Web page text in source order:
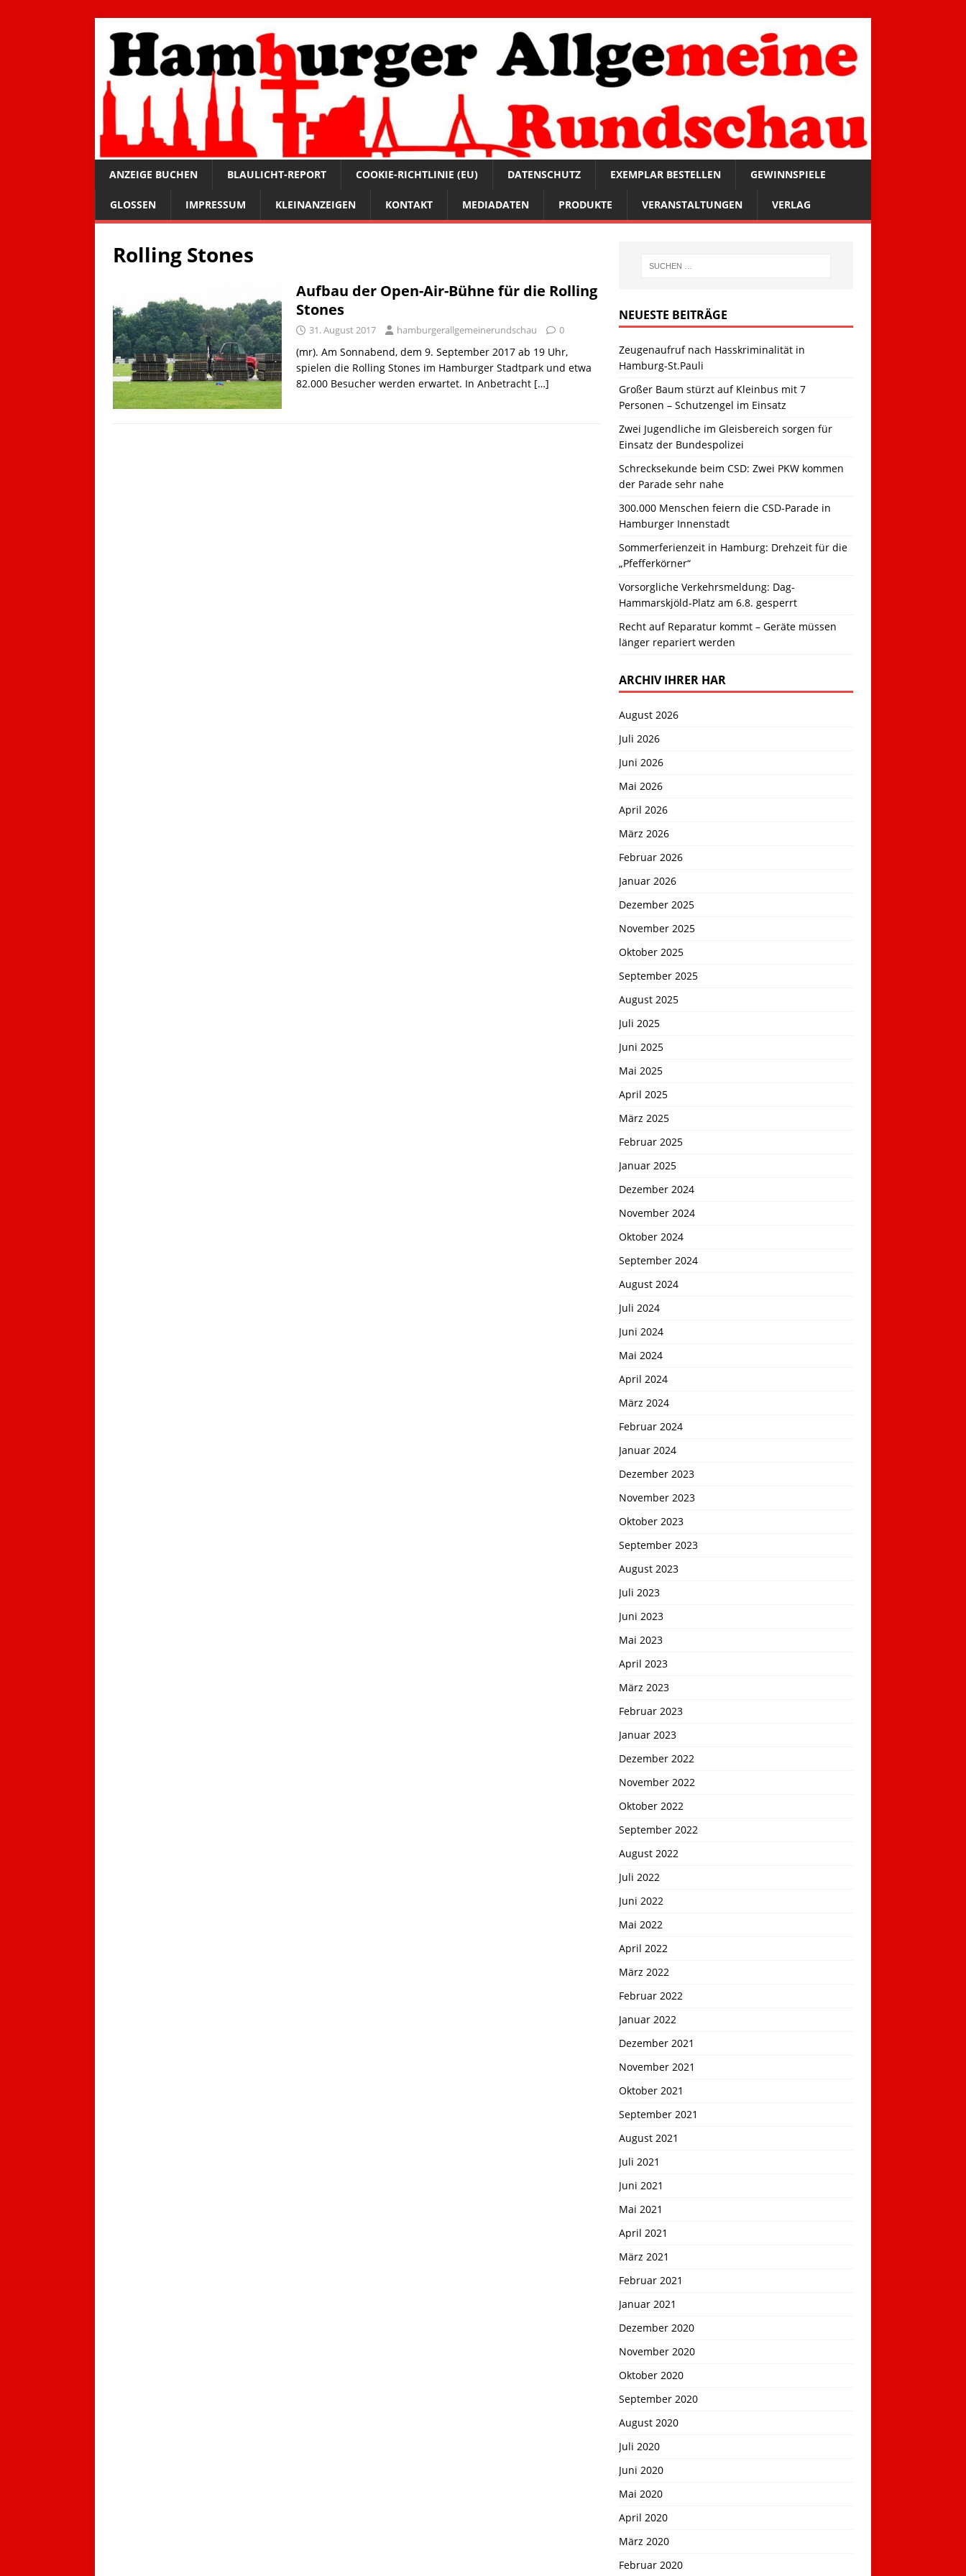
ANZEIGE BUCHEN BLAULICHT-REPORT COOKIE-RICHTLINIE (EU) DATENSCHUTZ EXEMPLAR BESTELLEN GEWINNSPIELE
GLOSSEN IMPRESSUM KLEINANZEIGEN KONTAKT MEDIADATEN PRODUKTE VERANSTALTUNGEN VERLAG
Rolling Stones
Aufbau der Open-Air-Bühne für die Rolling
Stones
31. August 2017 hamburgerallgemeinerundschau 0
(mr). Am Sonnabend, dem 9. September 2017 ab 19 Uhr,
spielen die Rolling Stones im Hamburger Stadtpark und etwa
82.000 Besucher werden erwartet. In Anbetracht […]
NEUESTE BEITRÄGE
Zeugenaufruf nach Hasskriminalität in
Hamburg-St.Pauli
Großer Baum stürzt auf Kleinbus mit 7
Personen – Schutzengel im Einsatz
Zwei Jugendliche im Gleisbereich sorgen für
Einsatz der Bundespolizei
Schrecksekunde beim CSD: Zwei PKW kommen
der Parade sehr nahe
300.000 Menschen feiern die CSD-Parade in
Hamburger Innenstadt
Sommerferienzeit in Hamburg: Drehzeit für die
„Pfefferkörner“
Vorsorgliche Verkehrsmeldung: Dag-
Hammarskjöld-Platz am 6.8. gesperrt
Recht auf Reparatur kommt – Geräte müssen
länger repariert werden
ARCHIV IHRER HAR
August 2026
Juli 2026
Juni 2026
Mai 2026
April 2026
März 2026
Februar 2026
Januar 2026
Dezember 2025
November 2025
Oktober 2025
September 2025
August 2025
Juli 2025
Juni 2025
Mai 2025
April 2025
März 2025
Februar 2025
Januar 2025
Dezember 2024
November 2024
Oktober 2024
September 2024
August 2024
Juli 2024
Juni 2024
Mai 2024
April 2024
März 2024
Februar 2024
Januar 2024
Dezember 2023
November 2023
Oktober 2023
September 2023
August 2023
Juli 2023
Juni 2023
Mai 2023
April 2023
März 2023
Februar 2023
Januar 2023
Dezember 2022
November 2022
Oktober 2022
September 2022
August 2022
Juli 2022
Juni 2022
Mai 2022
April 2022
März 2022
Februar 2022
Januar 2022
Dezember 2021
November 2021
Oktober 2021
September 2021
August 2021
Juli 2021
Juni 2021
Mai 2021
April 2021
März 2021
Februar 2021
Januar 2021
Dezember 2020
November 2020
Oktober 2020
September 2020
August 2020
Juli 2020
Juni 2020
Mai 2020
April 2020
März 2020
Februar 2020